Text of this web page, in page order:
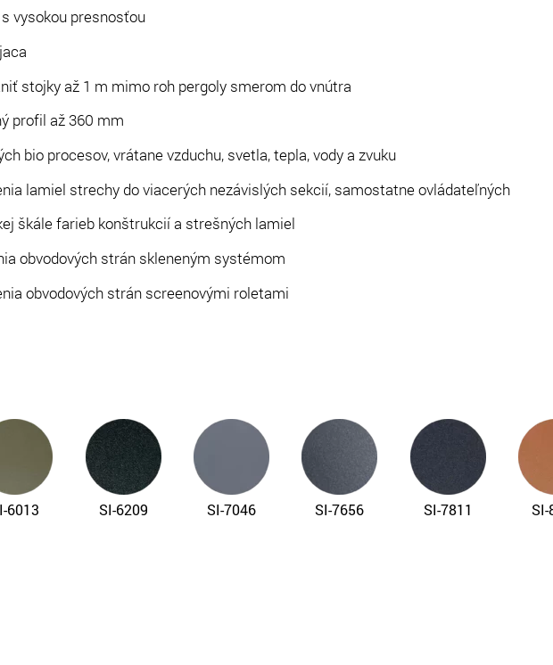
vysokou presnosťou
stojky až 1 m mimo roh pergoly smerom do vnútra
profil až 360 mm
bio procesov, vrátane vzduchu, svetla, tepla, vody a zvuku
lamiel strechy do viacerých nezávislých sekcií, samostatne ovládateľných
škále farieb konštrukcií a strešných lamiel
obvodových strán skleneným systémom
obvodových strán screenovými roletami
6013 SI-6209 SI-7046 SI-7656 SI-7811